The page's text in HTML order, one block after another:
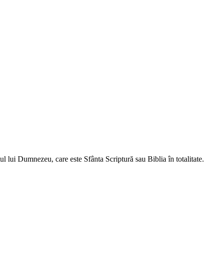
lui Dumnezeu, care este Sfânta Scriptură sau Biblia în totalitate.